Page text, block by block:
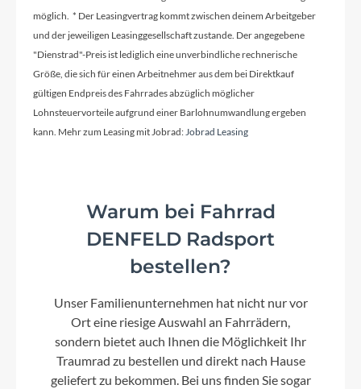
möglich. * Der Leasingvertrag kommt zwischen deinem Arbeitgeber
und der jeweiligen Leasinggesellschaft zustande. Der angegebene
"Dienstrad"-Preis ist lediglich eine unverbindliche rechnerische
Größe, die sich für einen Arbeitnehmer aus dem bei Direktkauf
gültigen Endpreis des Fahrrades abzüglich möglicher
Lohnsteuervorteile aufgrund einer Barlohnumwandlung ergeben
kann. Mehr zum Leasing mit Jobrad:Jobrad Leasing
Warum bei Fahrrad
DENFELD Radsport
bestellen?
Unser Familienunternehmen hat nicht nur vor
Ort eine riesige Auswahl an Fahrrädern,
sondern bietet auch Ihnen die Möglichkeit Ihr
Traumrad zu bestellen und direkt nach Hause
geliefert zu bekommen. Bei uns finden Sie sogar